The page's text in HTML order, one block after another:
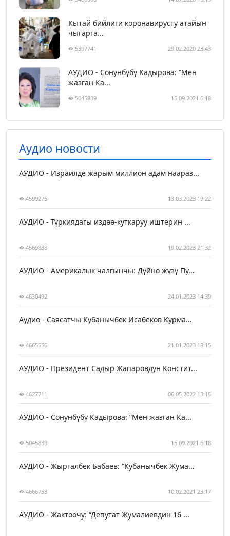
Кытай бийлиги коронавирусту атайын
чыгарга...
5397741 29.02.2020 23:43
АУДИО - Сонунбүбү Кадырова: “Мен
жазган Ка...
5045839 15.09.2021 6:18
Аудио новости
АУДИО - Израилде жарым миллион адам наараз...
4599276 13.03.2023 19:22
АУДИО - Түркиядагы издөө-куткаруу иштерин ...
4569838 19.02.2023 21:32
АУДИО - Америкалык чалгынчы: Дүйнө жүзү Пу...
4630492 24.01.2023 14:39
Аудио - Саясатчы Кубанычбек Исабеков Курма...
4665556 21.01.2023 18:15
АУДИО - Президент Садыр Жапаровдун Констит...
4627711 06.05.2022 13:15
АУДИО - Сонунбүбү Кадырова: “Мен жазган Ка...
5045839 15.09.2021 6:18
АУДИО - Жыргалбек Бабаев: “Кубанычбек Жума...
4666758 10.02.2021 23:17
АУДИО - Жактоочу: “Депутат Жумалиевдин 16 ...